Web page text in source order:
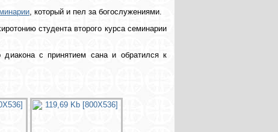
, который и пел за богослужениями.
студента второго курса семинарии
диакона с принятием сана и обратился к